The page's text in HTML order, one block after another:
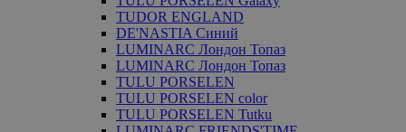
TUDOR ENGLAND
DE'NASTIA Синий
LUMINARC Лондон Топаз
LUMINARC Лондон Топаз
TULU PORSELEN
TULU PORSELEN color
TULU PORSELEN Tutku